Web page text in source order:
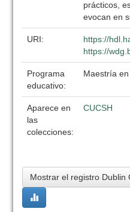
prácticos,
evocan en
URI:
https://
https://
Programa
educativo:
Maestría
Aparece en
las
colecciones:
CUCSH
Mostrar el registro Dublin